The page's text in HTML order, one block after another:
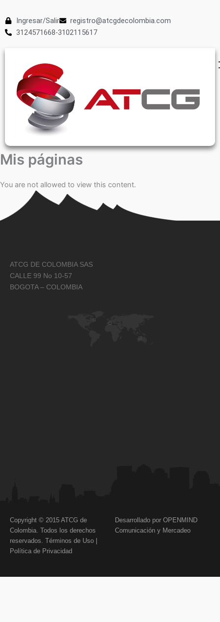
Ingresar/Salir
registro@atcgdecolombia.com
3124571668-3102115617
Mis páginas
You are not allowed to view this content.
ATCG DE COLOMBIA SAS
CALLE 99 No 10-57
BOGOTA – COLOMBIA
Copyright © 2015 ATCG de
Colombia. Todos los derechos
reservados. Términos de Uso |
Política de Privacidad
Desarrollado por OPENMIND
Comunicación y Mercadeo